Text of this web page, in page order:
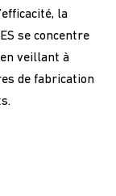
la
se concentre
veillant à
de fabrication